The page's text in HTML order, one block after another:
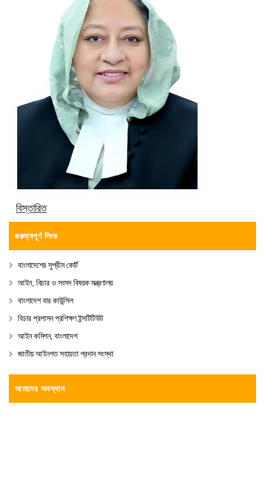
বিস্তারিত
গুরুত্বপূর্ণ লিংক
বাংলাদেশের সুপ্রীম কোর্ট
আইন, বিচার ও সংসদ বিষয়ক মন্ত্রণালয়
বাংলাদেশ বার কাউন্সিল
বিচার প্রশাসন প্রশিক্ষণ ইন্সটিটিউট
আইন কমিশন, বাংলাদেশ
জাতীয় আইনগত সহায়তা প্রদান সংস্থা
আমাদের অবস্থান